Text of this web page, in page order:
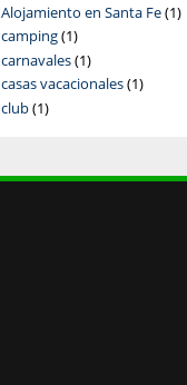
Alojamiento en Santa Fe(1)
camping(1)
carnavales(1)
casas vacacionales(1)
club(1)